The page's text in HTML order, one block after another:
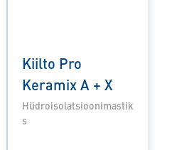
Kiilto Pro
Keramix A + X
Hüdroisolatsioonimastik
s